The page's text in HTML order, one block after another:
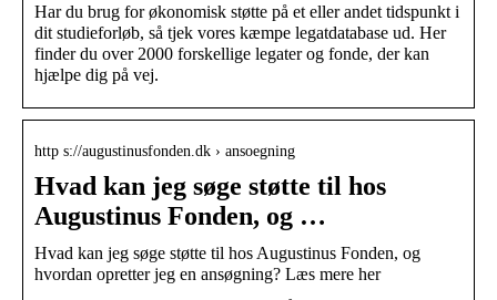
Har du brug for økonomisk støtte på et eller andet tidspunkt i
dit studieforløb, så tjek vores kæmpe legatdatabase ud. Her
finder du over 2000 forskellige legater og fonde, der kan
hjælpe dig på vej.
http s://augustinusfonden.dk › ansoegning
Hvad kan jeg søge støtte til hos
Augustinus Fonden, og …
Hvad kan jeg søge støtte til hos Augustinus Fonden, og
hvordan opretter jeg en ansøgning? Læs mere her